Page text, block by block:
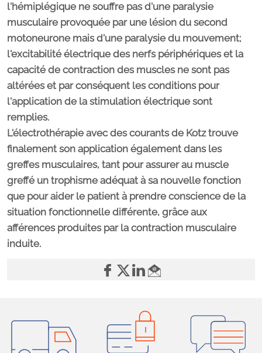
l'hémiplégique ne souffre pas d'une paralysie
musculaire provoquée par une lésion du second
motoneurone mais d'une paralysie du mouvement;
l'excitabilité électrique des nerfs périphériques et la
capacité de contraction des muscles ne sont pas
altérées et par conséquent les conditions pour
l'application de la stimulation électrique sont
remplies.
L'électrothérapie avec des courants de Kotz trouve
finalement son application également dans les
greffes musculaires, tant pour assurer au muscle
greffé un trophisme adéquat à sa nouvelle fonction
que pour aider le patient à prendre conscience de la
situation fonctionnelle différente, grâce aux
afférences produites par la contraction musculaire
induite.